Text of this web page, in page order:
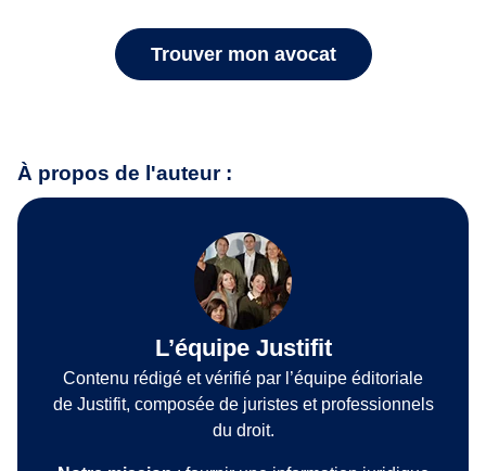
Trouver mon avocat
À propos de l'auteur :
L’équipe Justifit
Contenu rédigé et vérifié par l’équipe éditoriale
de Justifit, composée de juristes et professionnels
du droit.